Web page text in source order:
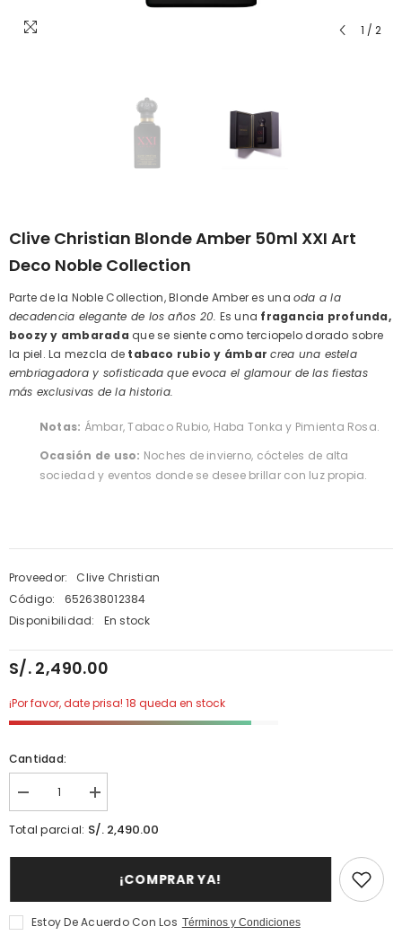
1 / 2
Clive Christian Blonde Amber 50ml XXI Art
Deco Noble Collection
Parte de la Noble Collection, Blonde Amber es una oda a la
decadencia elegante de los años 20. Es una fragancia profunda,
boozy y ambarada que se siente como terciopelo dorado sobre
la piel. La mezcla de tabaco rubio y ámbar crea una estela
embriagadora y sofisticada que evoca el glamour de las fiestas
más exclusivas de la historia.
Notas: Ámbar, Tabaco Rubio, Haba Tonka y Pimienta Rosa.
Ocasión de uso: Noches de invierno, cócteles de alta
sociedad y eventos donde se desee brillar con luz propia.
Proveedor:
Clive Christian
Código:
652638012384
Disponibilidad:
En stock
S/. 2,490.00
¡Por favor, date prisa! 18 queda en stock
Cantidad:
Disminuir
cantidad
para
Clive
XXI
Art
Deco
aumentar
la
cantidad
para
Blonde
50ml
XXI
Total parcial: S/. 2,490.00
¡COMPRAR YA!
Estoy De Acuerdo Con Los Términos y Condiciones